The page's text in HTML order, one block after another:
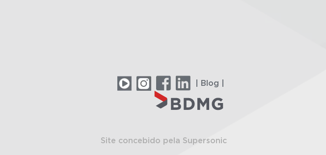
| Blog |
Site concebido pela Supersonic